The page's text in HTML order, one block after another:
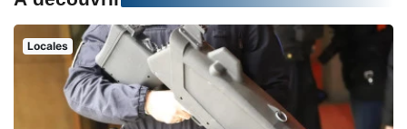
Locales